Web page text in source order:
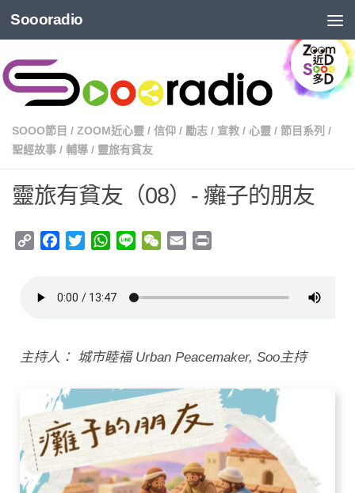
Soooradio
SOOO節目 / ZOOM近心靈 / 信仰 / 勵志 / 宣教 / 心靈 / 節目系列 /
聖經故事 / 輔導 / 靈旅有貧友
靈旅有貧友（08）- 癱子的朋友
Copy
Facebook
TwitterWhatsApp
Line WeChat
Email
主持人： 城市睦福 Urban Peacemaker, Soo主持